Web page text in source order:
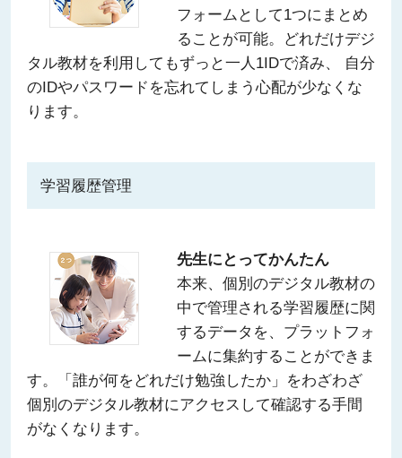
フォームとして1つにまとめ
ることが可能。どれだけデジ
タル教材を利用してもずっと一人1IDで済み、 自分
のIDやパスワードを忘れてしまう心配が少なくな
ります。
学習履歴管理
先生にとってかんたん
本来、個別のデジタル教材の
中で管理される学習履歴に関
するデータを、プラットフォ
ームに集約することができま
す。「誰が何をどれだけ勉強したか」をわざわざ
個別のデジタル教材にアクセスして確認する手間
がなくなります。